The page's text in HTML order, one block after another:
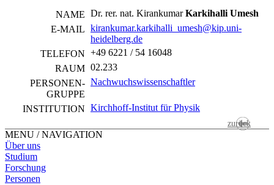
NAME Dr. rer. nat. KirankumarKarkihalli Umesh
E-MAIL kirankumar.karkihalli_umesh@kip.uni-
heidelberg.de
TELEFON +49 6221 / 54 16048
RAUM 02.233
PERSONEN­
GRUPPE
Nachwuchswissenschaftler
INSTITUTION Kirchhoff-Institut für Physik
zurück
MENU / NAVIGATION
Über uns
Studium
Forschung
Personen